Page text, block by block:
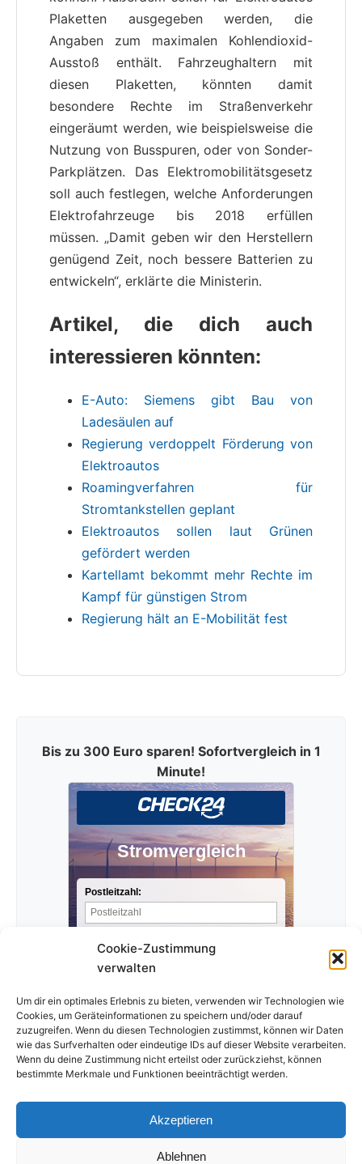
Cookie-Zustimmung
verwalten
Um dir ein optimales Erlebnis zu bieten, verwenden wir Technologien wie
Cookies, um Geräteinformationen zu speichern und/oder darauf
zuzugreifen. Wenn du diesen Technologien zustimmst, können wir Daten
wie das Surfverhalten oder eindeutige IDs auf dieser Website verarbeiten.
Wenn du deine Zustimmung nicht erteilst oder zurückziehst, können
bestimmte Merkmale und Funktionen beeinträchtigt werden.
Akzeptieren
Ablehnen
Plaketten ausgegeben werden, die
Angaben zum maximalen Kohlendioxid-
Ausstoß enthält. Fahrzeughaltern mit
diesen Plaketten, könnten damit
besondere Rechte im Straßenverkehr
eingeräumt werden, wie beispielsweise die
Nutzung von Busspuren, oder von Sonder-
Parkplätzen. Das Elektromobilitätsgesetz
soll auch festlegen, welche Anforderungen
Elektrofahrzeuge bis 2018 erfüllen
müssen. „Damit geben wir den Herstellern
genügend Zeit, noch bessere Batterien zu
entwickeln“, erklärte die Ministerin.
Artikel, die dich auch
interessieren könnten:
E-Auto: Siemens gibt Bau von
Ladesäulen auf
Regierung verdoppelt Förderung von
Elektroautos
Roamingverfahren für
Stromtankstellen geplant
Elektroautos sollen laut Grünen
gefördert werden
Kartellamt bekommt mehr Rechte im
Kampf für günstigen Strom
Regierung hält an E-Mobilität fest
Bis zu 300 Euro sparen! Sofortvergleich in 1
Minute!
Stromvergleich
Postleitzahl: